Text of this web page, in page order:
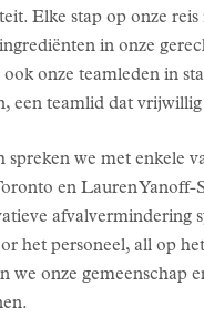
Elke stap op onze
in onze
ook onze teamleden in
een teamlid dat
we met enkele
en Lauren
afvalvermindering
het personeel, all op
we onze gemeenschap